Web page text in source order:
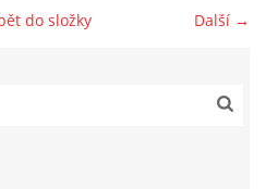
Další →
do složky